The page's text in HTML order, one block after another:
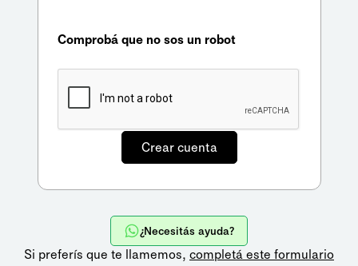
Comprobá que no sos un robot
¿Necesitás ayuda?
Si preferís que te llamemos, completá este formulario